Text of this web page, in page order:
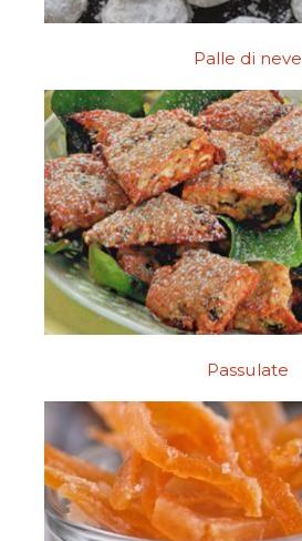
Palle di neve
Passulate